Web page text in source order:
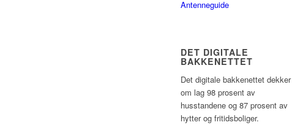
Antenneguide
DET DIGITALE
BAKKENETTET
Det digitale bakkenettet dekker
om lag 98 prosent av
husstandene og 87 prosent av
hytter og fritidsboliger.